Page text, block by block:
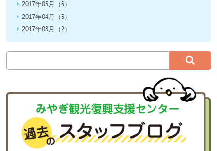
2017年05月（6）
2017年04月（5）
2017年03月（2）